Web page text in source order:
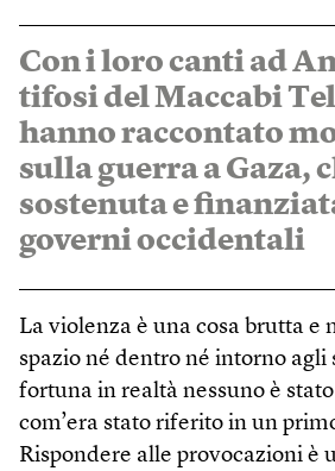
Con i loro canti ad
tifosi del Maccabi
hanno raccontato
sulla guerra a Gaza,
sostenuta e
governi occidentali
La violenza è una cosa brutta e
spazio né dentro né intorno agli
fortuna in realtà nessuno è
com’era stato riferito in un
Rispondere alle provocazioni è